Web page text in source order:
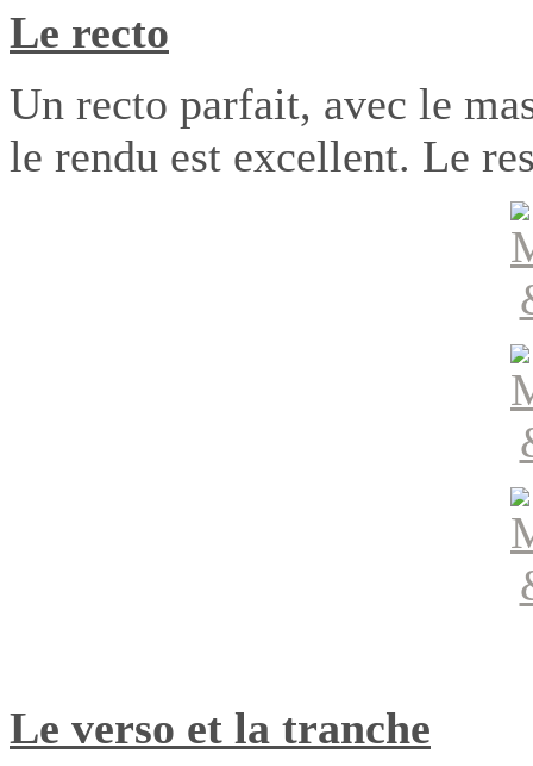
Le recto
Un recto parfait, avec le
le rendu est excellent. Le
Le verso et la tranche